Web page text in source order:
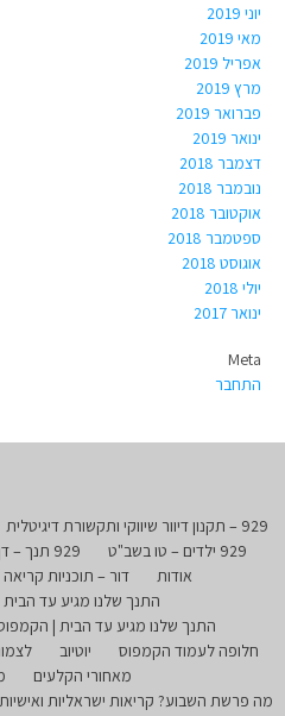
יוני 2019
מאי 2019
אפריל 2019
מרץ 2019
פברואר 2019
ינואר 2019
דצמבר 2018
נובמבר 2018
אוקטובר 2018
ספטמבר 2018
אוגוסט 2018
יולי 2018
ינואר 2017
Meta
התחבר
929 – תקנון דיוור שיווקי ותקשורת דיגיטלית
929 ילדים – טו בשב"ט
929 תנך – דף הבית
אודות
דור – תוכניות קריאה
התנך שלנו מגיע עד הבית
התנך שלנו מגיע עד הבית | הקמפוס
חלופה לעמוד הקמפוס
יוטיוב
מאחורי הקלעים
מה פרשת השבוע? קריאות ישראליות